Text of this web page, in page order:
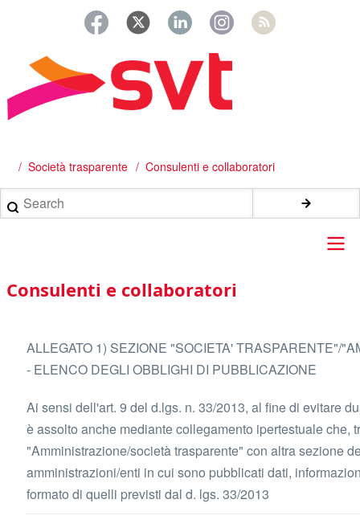
principale
Briciole
di
pane
/ Società trasparente Consulenti e collaboratori
Search
Main
navigation
Consulenti e collaboratori
ALLEGATO 1) SEZIONE "SOCIETA' TRASPARENTE"/
- ELENCO DEGLI OBBLIGHI DI PUBBLICAZIONE
Ai sensi dell'art. 9 del d.lgs. n. 33/2013, al fine di evitare
è assolto anche mediante collegamento ipertestuale che,
"Amministrazione/società trasparente" con altra sezione
amministrazioni/enti in cui sono pubblicati dati,
formato di quelli previsti dal d. lgs. 33/2013